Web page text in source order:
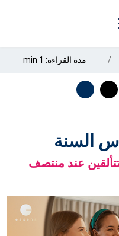
مدة القراءة: 1 min
السنة
عند منتصف